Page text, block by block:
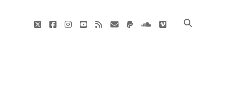
twitterfacebookinstagram
youtube
rss E-
paypalsoundcloud
vimeo